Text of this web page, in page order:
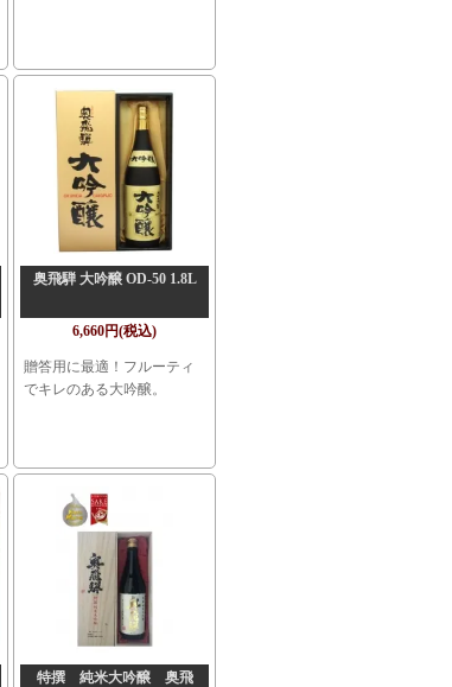
奥飛騨 大吟醸 OD-50 1.8L
6,660円(税込)
贈答用に最適！フルーティ
でキレのある大吟醸。
特撰 純米大吟醸 奥飛